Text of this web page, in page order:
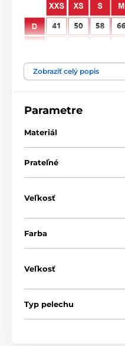
Praktické podložky
použiť aj ako podložku
ako pelech do auta.
vyrobené z kvalitného a
Zobraziť celý popis
Parametre
Materiál
Prateľné
Veľkosť
Farba
Veľkosť
Typ pelechu